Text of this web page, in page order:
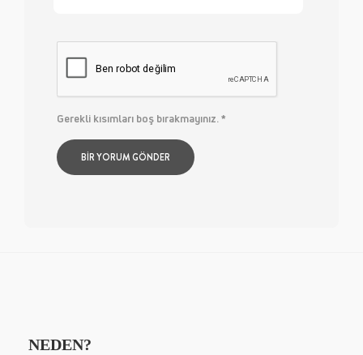
Gerekli kısımları boş bırakmayınız.*
NEDEN?